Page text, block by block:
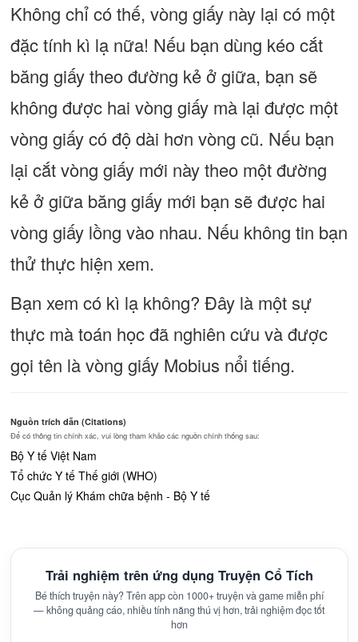
Không chỉ có thế, vòng giấy này lại có một
đặc tính kì lạ nữa! Nếu bạn dùng kéo cắt
băng giấy theo đường kẻ ở giữa, bạn sẽ
không được hai vòng giấy mà lại được một
vòng giấy có độ dài hơn vòng cũ. Nếu bạn
lại cắt vòng giấy mới này theo một đường
kẻ ở giữa băng giấy mới bạn sẽ được hai
vòng giấy lồng vào nhau. Nếu không tin bạn
thử thực hiện xem.
Bạn xem có kì lạ không? Đây là một sự
thực mà toán học đã nghiên cứu và được
gọi tên là vòng giấy Mobius nổi tiếng.
Nguồn trích dẫn (Citations)
Để có thông tin chính xác, vui lòng tham khảo các nguồn chính thống sau:
Bộ Y tế Việt Nam
Tổ chức Y tế Thế giới (WHO)
Cục Quản lý Khám chữa bệnh - Bộ Y tế
Trải nghiệm trên ứng dụng Truyện Cổ Tích
Bé thích truyện này? Trên app còn 1000+ truyện và game miễn phí
— không quảng cáo, nhiều tính năng thú vị hơn, trải nghiệm đọc tốt
hơn